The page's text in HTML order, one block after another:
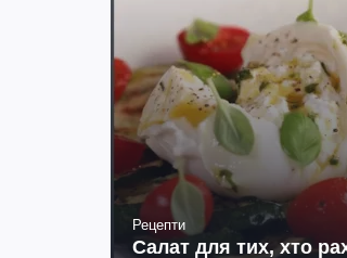
Рецепти
Салат для тих, хто